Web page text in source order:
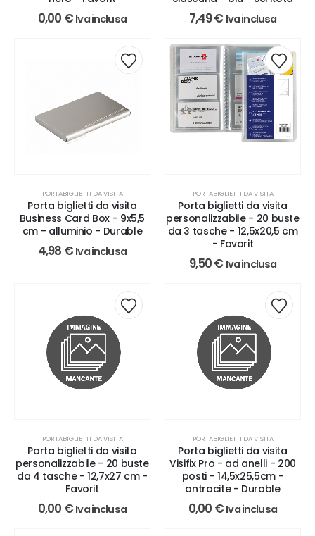
0,00 € Iva inclusa 7,49€ Iva inclusa
PORTABIGLIETTI DA VISITA
Porta biglietti da visita
Business Card Box - 9x5,5
cm - alluminio - Durable
4,98 € Iva inclusa
PORTABIGLIETTI DA VISITA
Porta biglietti da visita
personalizzabile - 20 buste
da 3 tasche - 12,5x20,5 cm
- Favorit
9,50€ Iva inclusa
PORTABIGLIETTI DA VISITA
Porta biglietti da visita
personalizzabile - 20 buste
da 4 tasche - 12,7x27 cm -
Favorit
0,00 € Iva inclusa
PORTABIGLIETTI DA VISITA
Porta biglietti da visita
Visifix Pro - ad anelli - 200
posti - 14,5x25,5cm -
antracite - Durable
0,00 € Iva inclusa